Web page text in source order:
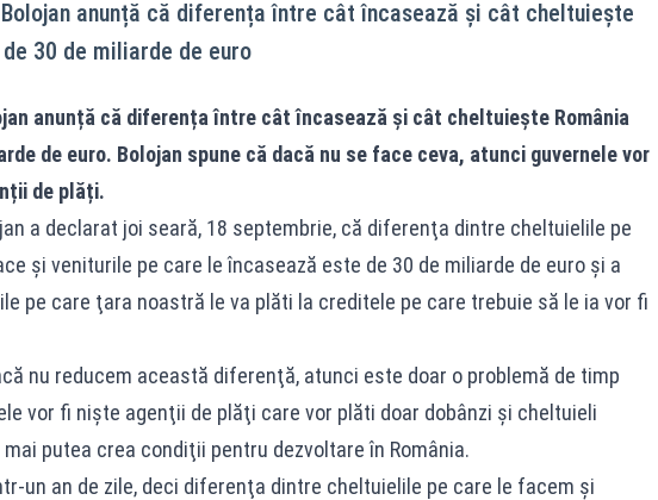
anunță că diferența între cât încasează și cât cheltuiește
30 de miliarde de euro
anunță că diferența între cât încasează și cât cheltuiește România
de euro. Bolojan spune că dacă nu se face ceva, atunci guvernele vor
de plăți.
a declarat joi seară, 18 septembrie, că diferenţa dintre cheltuielile pe
şi veniturile pe care le încasează este de 30 de miliarde de euro şi a
pe care ţara noastră le va plăti la creditele pe care trebuie să le ia vor fi
nu reducem această diferenţă, atunci este doar o problemă de timp
vor fi nişte agenţii de plăţi care vor plăti doar dobânzi şi cheltuieli
putea crea condiţii pentru dezvoltare în România.
un an de zile, deci diferenţa dintre cheltuielile pe care le facem şi